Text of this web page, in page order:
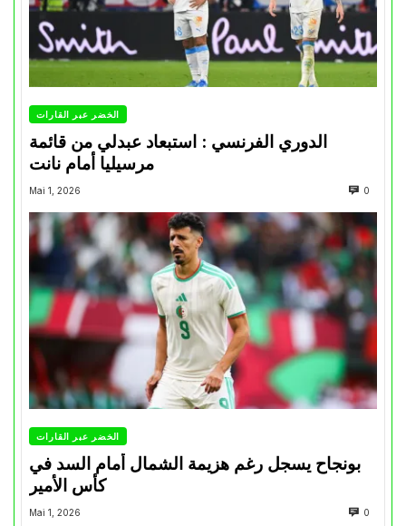
الخضر عبر القارات
الدوري الفرنسي : استبعاد عبدلي من قائمة
مرسيليا أمام نانت
Mai 1, 2026 0
الخضر عبر القارات
بونجاح يسجل رغم هزيمة الشمال أمام السد في
كأس الأمير
Mai 1, 2026 0